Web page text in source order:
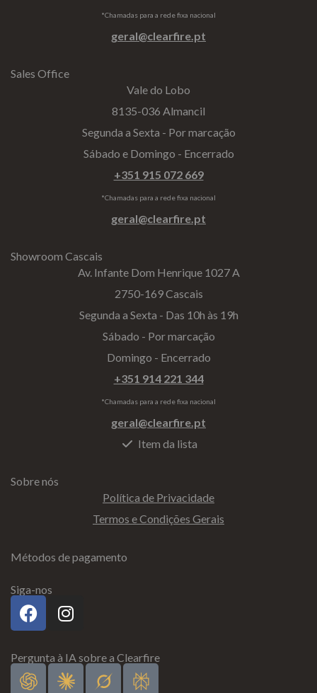
*Chamadas para a rede fixa nacional
geral@clearfire.pt
Sales Office
Vale do Lobo
8135-036 Almancil
Segunda a Sexta - Por marcação
Sábado e Domingo - Encerrado
+351 915 072 669
*Chamadas para a rede fixa nacional
geral@clearfire.pt
Showroom Cascais
Av. Infante Dom Henrique 1027 A
2750-169 Cascais
Segunda a Sexta - Das 10h às 19h
Sábado - Por marcação
Domingo - Encerrado
+351 914 221 344
*Chamadas para a rede fixa nacional
geral@clearfire.pt
Item da lista
Sobre nós
Política de Privacidade
Termos e Condições Gerais
Métodos de pagamento
Siga-nos
Pergunta à IA sobre a Clearfire